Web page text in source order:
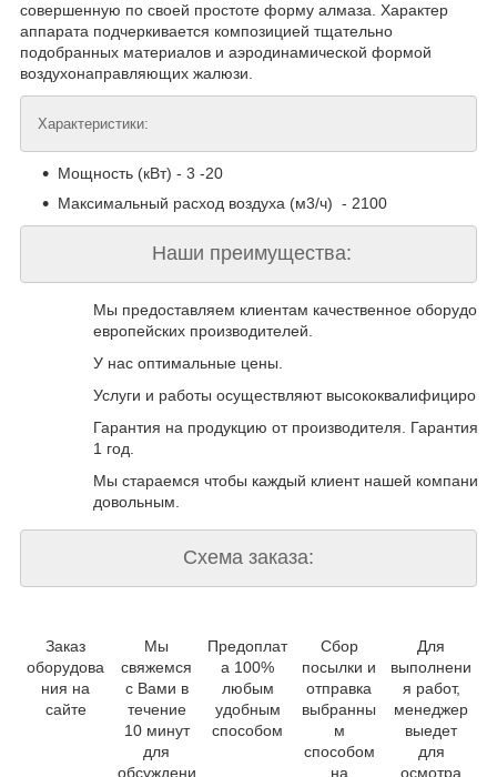
совершенную по своей простоте форму алмаза. Характер
аппарата подчеркивается композицией тщательно
подобранных материалов и аэродинамической формой
воздухонаправляющих жалюзи.
Характеристики:
Мощность (кВт) - 3 -20
Максимальный расход воздуха (м3/ч) - 2100
Наши преимущества:
Мы предоставляем клиентам качественное
европейских производителей.
У нас оптимальные цены.
Услуги и работы осуществляют
Гарантия на продукцию от производителя. Гарантия
1 год.
Мы стараемся чтобы каждый клиент нашей компании
довольным.
Схема заказа:
Заказ
оборудова
ния на
сайте
Мы
свяжемся
с Вами в
течение
10 минут
для
обсуждени
Предоплат
а 100%
любым
удобным
способом
Сбор
посылки и
отправка
выбранны
м
способом
на
Для
выполнени
я работ,
менеджер
выедет
для
осмотра